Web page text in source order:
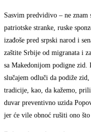
Sasvim predvidivo – ne znam
patriotske stranke, ruske
izađoše pred srpski narod i
zaštite Srbije od migranata i
sa Makedonijom podigne
slučajem odluči da podiže
tradicije, kao, da kažemo,
duvar preventivno uzida
jer će vile obnoć rušiti ono što